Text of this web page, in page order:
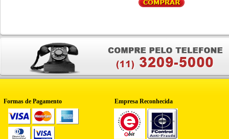
Formas de Pagamento Empresa Reconhecida